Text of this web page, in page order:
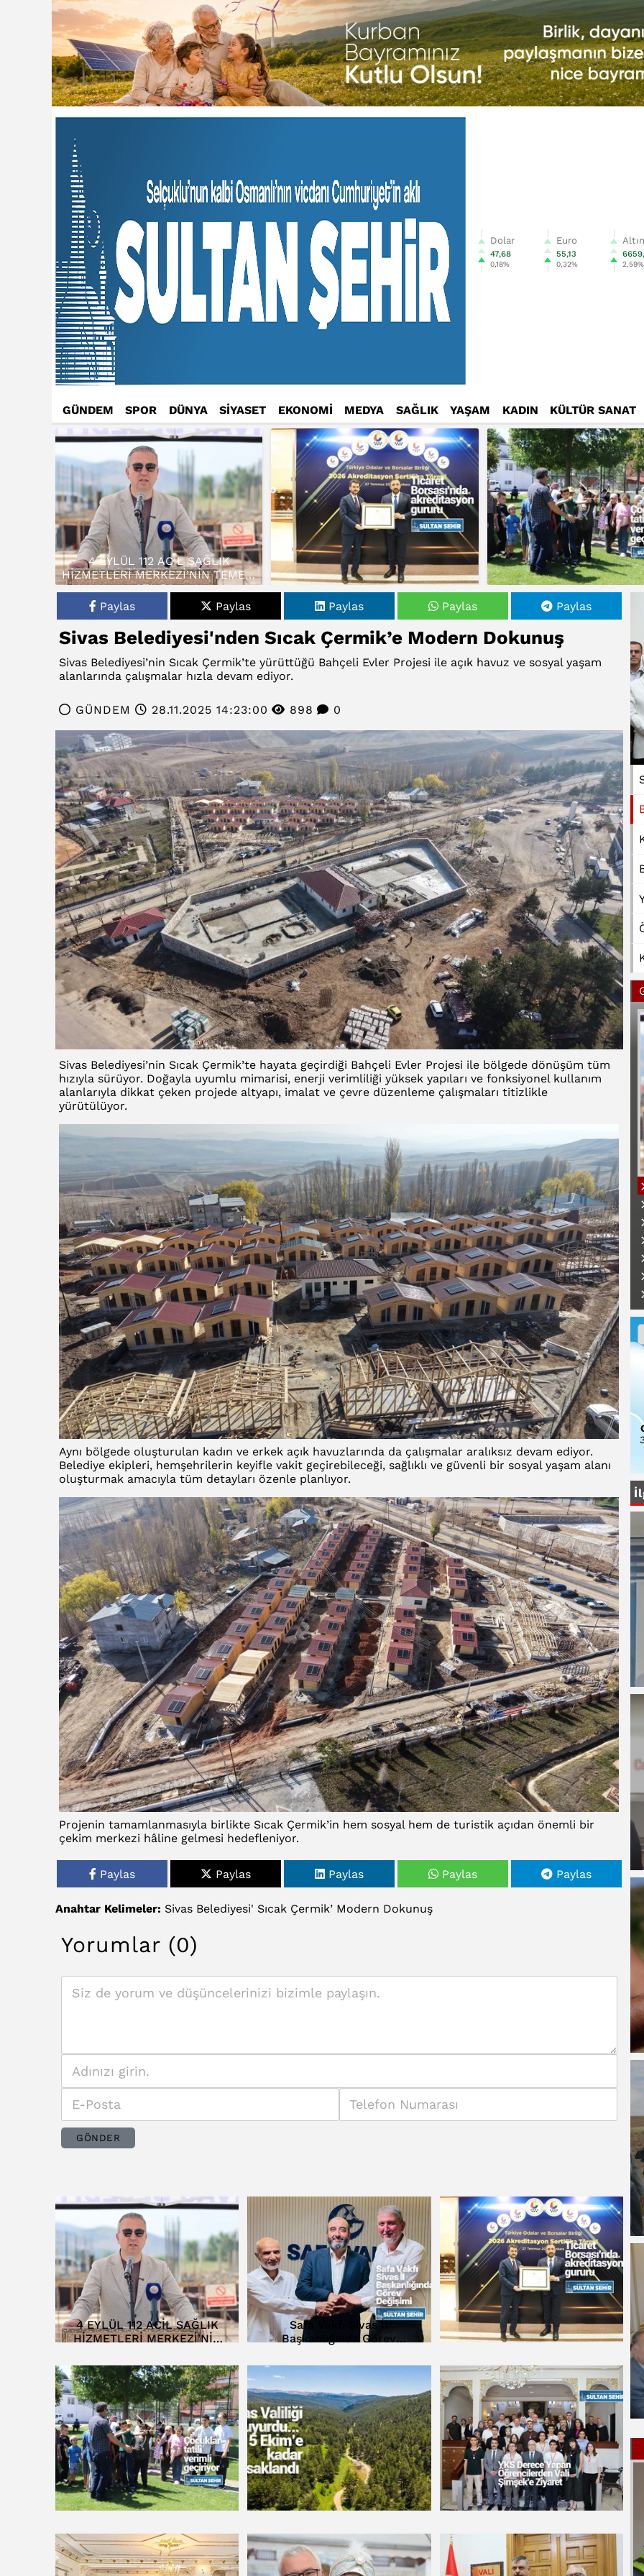
Dolar
47,68
0,18%
Euro
55,13
0,32%
Altın
2,59%
GÜNDEM SPOR DÜNYA SİYASET EKONOMİ MEDYA SAĞLIK YAŞAM KADIN KÜLTÜR SANAT
4 EYLÜL 112 ACİL SAĞLIK
HİZMETLERİ MERKEZİ’NİN TEMELİ
ATILDI…
Paylas
Paylas Paylas Paylas Paylas
Sivas Belediyesi'nden Sıcak Çermik’e Modern Dokunuş
Sivas Belediyesi’nin Sıcak Çermik’te yürüttüğü Bahçeli Evler Projesi ile açık havuz ve sosyal yaşam
alanlarında çalışmalar hızla devam ediyor.
GÜNDEM 28.11.2025 14:23:00 898 0
Sivas Belediyesi’nin Sıcak Çermik’te hayata geçirdiği Bahçeli Evler Projesi ile bölgede dönüşüm tüm
hızıyla sürüyor. Doğayla uyumlu mimarisi, enerji verimliliği yüksek yapıları ve fonksiyonel kullanım
alanlarıyla dikkat çeken projede altyapı, imalat ve çevre düzenleme çalışmaları titizlikle
yürütülüyor.
Aynı bölgede oluşturulan kadın ve erkek açık havuzlarında da çalışmalar aralıksız devam ediyor.
Belediye ekipleri, hemşehrilerin keyifle vakit geçirebileceği, sağlıklı ve güvenli bir sosyal yaşam alanı
oluşturmak amacıyla tüm detayları özenle planlıyor.
Projenin tamamlanmasıyla birlikte Sıcak Çermik’in hem sosyal hem de turistik açıdan önemli bir
çekim merkezi hâline gelmesi hedefleniyor.
Paylas Paylas Paylas Paylas Paylas
Anahtar Kelimeler: Sivas Belediyesi' Sıcak Çermik’ Modern Dokunuş
Yorumlar (0)
GÖNDER
4 EYLÜL 112 ACİL SAĞLIK
HİZMETLERİ MERKEZİ’NİN
Safa Vakfı Sivas İl
Başkanlığında Görev